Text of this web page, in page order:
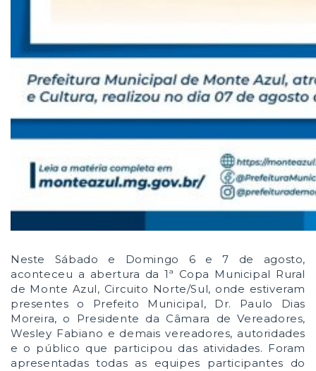
Neste Sábado e Domingo 6 e 7 de agosto,
aconteceu a abertura da 1ª Copa Municipal Rural
de Monte Azul, Circuito Norte/Sul, onde estiveram
presentes o Prefeito Municipal, Dr. Paulo Dias
Moreira, o Presidente da Câmara de Vereadores,
Wesley Fabiano e demais vereadores, autoridades
e o público que participou das atividades. Foram
apresentadas todas as equipes participantes do